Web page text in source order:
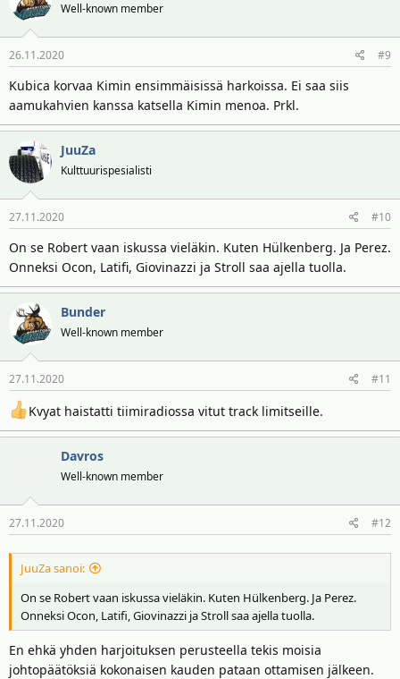
Well-known member
26.11.2020 #9
Kubica korvaa Kimin ensimmäisissä harkoissa. Ei saa siis
aamukahvien kanssa katsella Kimin menoa. Prkl.
JuuZa
Kulttuurispesialisti
27.11.2020 #10
On se Robert vaan iskussa vieläkin. Kuten Hülkenberg. Ja Perez.
Onneksi Ocon, Latifi, Giovinazzi ja Stroll saa ajella tuolla.
Bunder
Well-known member
27.11.2020 #11
Kvyat haistatti tiimiradiossa vitut track limitseille.
Davros
Well-known member
27.11.2020 #12
JuuZa sanoi:
On se Robert vaan iskussa vieläkin. Kuten Hülkenberg. Ja Perez.
Onneksi Ocon, Latifi, Giovinazzi ja Stroll saa ajella tuolla.
En ehkä yhden harjoituksen perusteella tekis moisia
johtopäätöksiä kokonaisen kauden pataan ottamisen jälkeen.